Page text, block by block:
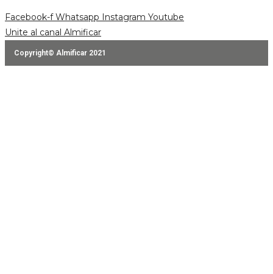
Facebook-f Whatsapp Instagram Youtube
Unite al canal Almificar
Copyright© Almificar 2021